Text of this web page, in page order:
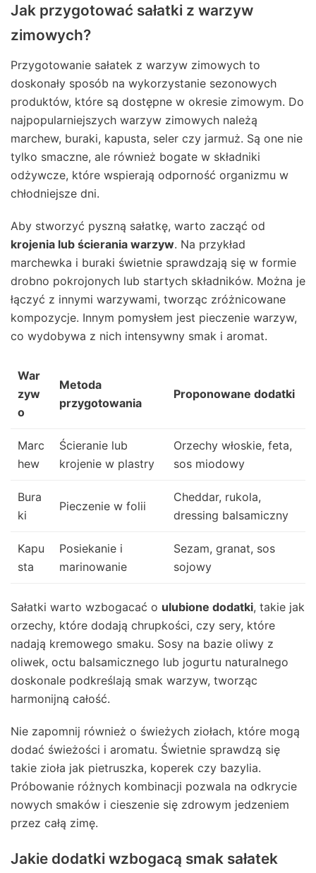
Jak przygotować sałatki z warzyw
zimowych?
Przygotowanie sałatek z warzyw zimowych to
doskonały sposób na wykorzystanie sezonowych
produktów, które są dostępne w okresie zimowym. Do
najpopularniejszych warzyw zimowych należą
marchew, buraki, kapusta, seler czy jarmuż. Są one nie
tylko smaczne, ale również bogate w składniki
odżywcze, które wspierają odporność organizmu w
chłodniejsze dni.
Aby stworzyć pyszną sałatkę, warto zacząć od
krojenia lub ścierania warzyw. Na przykład
marchewka i buraki świetnie sprawdzają się w formie
drobno pokrojonych lub startych składników. Można je
łączyć z innymi warzywami, tworząc zróżnicowane
kompozycje. Innym pomysłem jest pieczenie warzyw,
co wydobywa z nich intensywny smak i aromat.
War
zyw
o
Metoda
przygotowania
Proponowane dodatki
Marc
hew
Ścieranie lub
krojenie w plastry
Orzechy włoskie, feta,
sos miodowy
Bura
ki
Pieczenie w folii
Cheddar, rukola,
dressing balsamiczny
Kapu
sta
Posiekanie i
marinowanie
Sezam, granat, sos
sojowy
Sałatki warto wzbogacać o ulubione dodatki, takie jak
orzechy, które dodają chrupkości, czy sery, które
nadają kremowego smaku. Sosy na bazie oliwy z
oliwek, octu balsamicznego lub jogurtu naturalnego
doskonale podkreślają smak warzyw, tworząc
harmonijną całość.
Nie zapomnij również o świeżych ziołach, które mogą
dodać świeżości i aromatu. Świetnie sprawdzą się
takie zioła jak pietruszka, koperek czy bazylia.
Próbowanie różnych kombinacji pozwala na odkrycie
nowych smaków i cieszenie się zdrowym jedzeniem
przez całą zimę.
Jakie dodatki wzbogacą smak sałatek